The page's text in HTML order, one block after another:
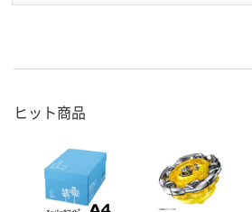
ヒット商品